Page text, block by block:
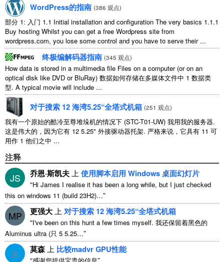
WordPress的指南 (386 观点)
部分 1: 入门 1.1 Initial installation and configuration The very basics 1.1.1
Buy hosting Whilst you can get a free Wordpress site from
wordpress.com, you lose some control and you have to serve their...
终极编解码器指南 (345 观点)
How data is stored in a multimedia file Files on a computer(or on an
optical disk like DVD or BluRay) 数据如何存储在多媒体文件中 1 数据类
型. A typical movie will include ...
对于搜索 12 海湾5.25“全塔式机箱 (251 观点)
我有一个原始的酷冷至尊堆垛机的情况下 (STC-T01-UW) 我用我的服务器.
这是伟大的，因为它有 12 5.25" 外接驱动器托架. 严格来说，它具有 11 可
用作 1 他们之中 ...
注释
JS 乔恩·斯凯夫 上 使用脚本启用 Windows 桌面幻灯片
“Hi James I realise it has been a long while, but I just checked
this on windows 11 (build 23H2)…”
MP 更强大 上 对于搜索 12 海湾5.25“全塔式机箱
“I've been on this hunt a few times myself. 我还保留着黑色的
Aluminus ultra (只 5 5.25…”
米 莫森 上 比较madvr GPU性能
“ ”